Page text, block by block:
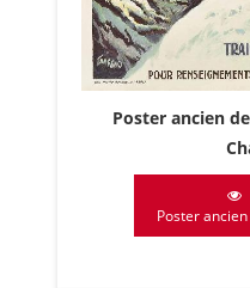
Poster ancien
Poster